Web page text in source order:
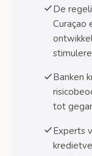
Wat
De
Curaçao
Banken
tot
Experts